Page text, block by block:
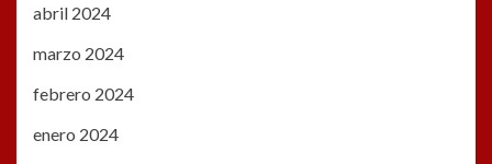
abril 2024
marzo 2024
febrero 2024
enero 2024